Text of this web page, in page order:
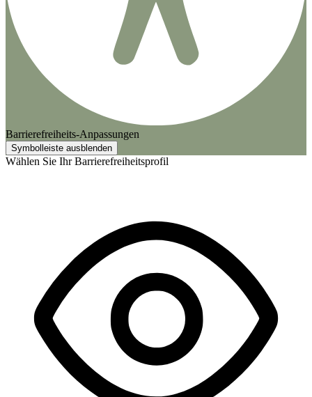
Barrierefreiheits-Anpassungen
Symbolleiste ausblenden
Wählen Sie Ihr Barrierefreiheitsprofil